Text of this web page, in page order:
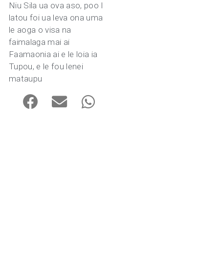
Niu Sila ua ova aso, poo I
latou foi ua leva ona uma
le aoga o visa na
faimalaga mai ai
Faamaonia ai e le loia ia
Tupou, e le fou lenei
mataupu